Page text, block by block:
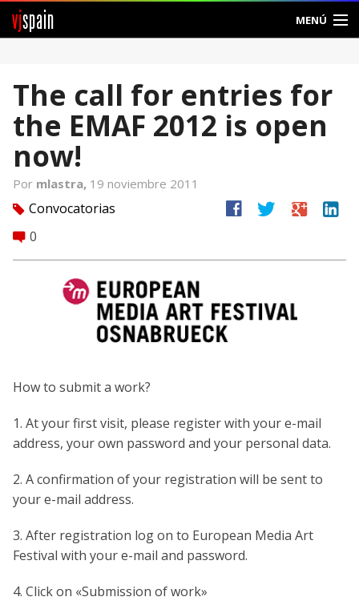
vjspain MENÚ
Foros
Noticias
Ayuda
The call for entries for
the EMAF 2012 is open
now!
Por mlastra, 19 noviembre 2011
tag Convocatorias
comment 0
facebook twitter google linkedin
How to submit a work?
1. At your first visit, please register with your e-mail
address, your own password and your personal data.
2. A confirmation of your registration will be sent to
your e-mail address.
3. After registration log on to European Media Art
Festival with your e-mail and password.
4. Click on «Submission of work»